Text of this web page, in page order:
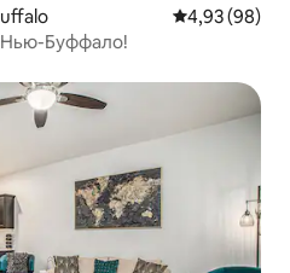
Середня
4,93 (98)
Нью-Буффало!